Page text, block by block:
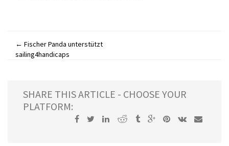
Post
← Fischer Panda unterstützt
sailing4handicaps
SHARE THIS ARTICLE - CHOOSE YOUR
PLATFORM: